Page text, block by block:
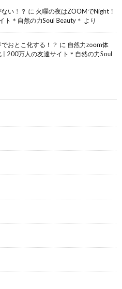
い！？ に 火曜の夜はZOOMでNight！
＊自然の力Soul Beauty＊ より
おとこ化する！？ に 自然力zoom体
200万人の友達サイト＊自然の力Soul